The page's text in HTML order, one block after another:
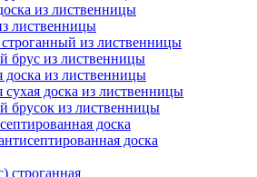
из лиственницы
лиственницы
строганный из лиственницы
брус из лиственницы
доска из лиственницы
сухая доска из лиственницы
брусок из лиственницы
доска
доска
строганная